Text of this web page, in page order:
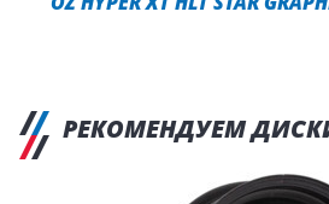
РЕКОМЕНДУЕМ